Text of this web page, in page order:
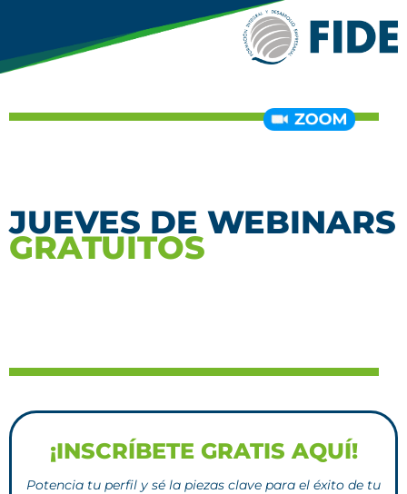
JUEVES DE WEBINARS
GRATUITOS
¡INSCRÍBETE GRATIS AQUÍ!
Potencia tu perfil y sé la piezas clave para el éxito de tu